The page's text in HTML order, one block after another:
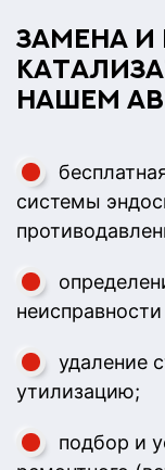
Замена и
нашем
системы
удаление
утилизацию;
подбор и